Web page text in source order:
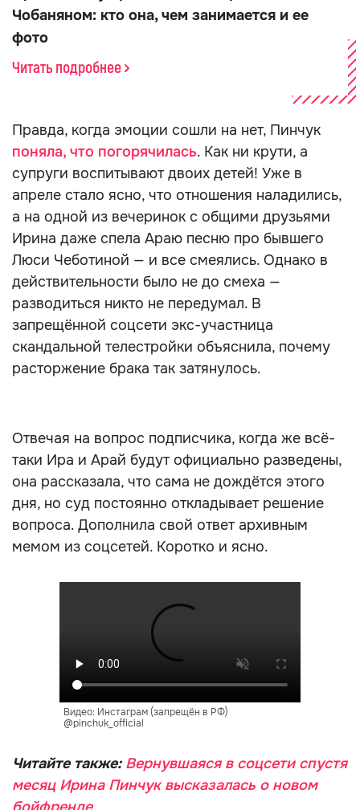
Чобаняном: кто она, чем занимается и ее
фото
Читать подробнее
Правда, когда эмоции сошли на нет, Пинчук
поняла, что погорячилась. Как ни крути, а
супруги воспитывают двоих детей! Уже в
апреле стало ясно, что отношения наладились,
а на одной из вечеринок с общими друзьями
Ирина даже спела Араю песню про бывшего
Люси Чеботиной — и все смеялись. Однако в
действительности было не до смеха —
разводиться никто не передумал. В
запрещённой соцсети экс-участница
скандальной телестройки объяснила, почему
расторжение брака так затянулось.
Отвечая на вопрос подписчика, когда же всё-
таки Ира и Арай будут официально разведены,
она рассказала, что сама не дождётся этого
дня, но суд постоянно откладывает решение
вопроса. Дополнила свой ответ архивным
Читайте также:Вернувшаяся в соцсети спустя